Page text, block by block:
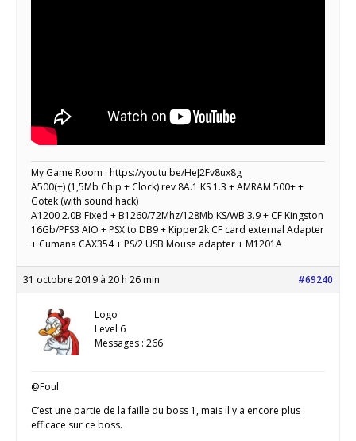
My Game Room : https://youtu.be/HeJ2Fv8ux8g
A500(+) (1,5Mb Chip + Clock) rev 8A.1 KS 1.3 + AMRAM 500+ +
Gotek (with sound hack)
A1200 2.0B Fixed + B1260/72Mhz/128Mb KS/WB 3.9 + CF Kingston
16Gb/PFS3 AIO + PSX to DB9 + Kipper2k CF card external Adapter
+ Cumana CAX354 + PS/2 USB Mouse adapter + M1201A
31 octobre 2019 à 20 h 26 min #69240
Logo
Level 6
Messages : 266
@Foul
C’est une partie de la faille du boss 1, mais il y a encore plus
efficace sur ce boss.